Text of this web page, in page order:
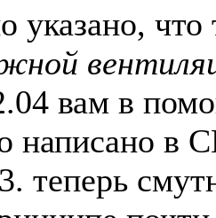
указано,
вам в
написано в
теперь